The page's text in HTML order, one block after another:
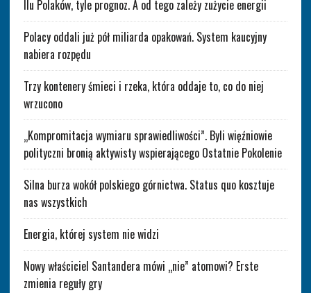
Ilu Polaków, tyle prognoz. A od tego zależy zużycie energii
Polacy oddali już pół miliarda opakowań. System kaucyjny
nabiera rozpędu
Trzy kontenery śmieci i rzeka, która oddaje to, co do niej
wrzucono
„Kompromitacja wymiaru sprawiedliwości”. Byli więźniowie
polityczni bronią aktywisty wspierającego Ostatnie Pokolenie
Silna burza wokół polskiego górnictwa. Status quo kosztuje
nas wszystkich
Energia, której system nie widzi
Nowy właściciel Santandera mówi „nie” atomowi? Erste
zmienia reguły gry